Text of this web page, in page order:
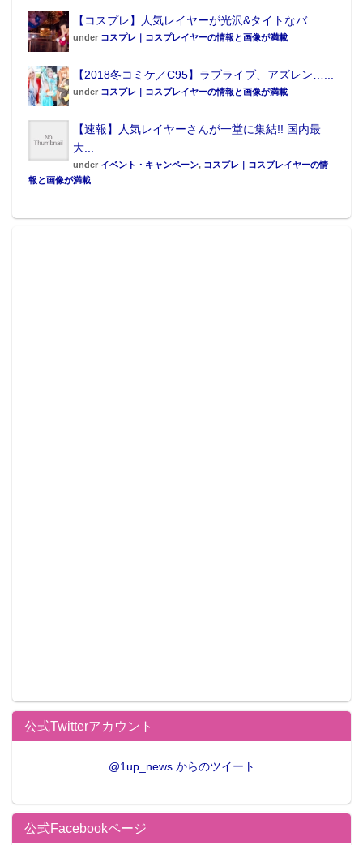
【コスプレ】人気レイヤーが光沢&タイトなバ...
under コスプレ｜コスプレイヤーの情報と画像が満載
【2018冬コミケ／C95】ラブライブ、アズレン…...
under コスプレ｜コスプレイヤーの情報と画像が満載
【速報】人気レイヤーさんが一堂に集結!! 国内最
大...
under イベント・キャンペーン, コスプレ｜コスプレイヤーの情
報と画像が満載
公式Twitterアカウント
@1up_news からのツイート
公式Facebookページ